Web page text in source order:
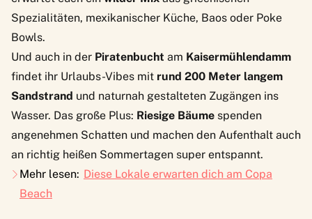
Spezialitäten, mexikanischer Küche, Baos oder Poke
Bowls.
Und auch in der Piratenbucht am Kaisermühlendamm
findet ihr Urlaubs-Vibes mit rund 200 Meter langem
Sandstrand und naturnah gestalteten Zugängen ins
Wasser. Das große Plus: Riesige Bäume spenden
angenehmen Schatten und machen den Aufenthalt auch
an richtig heißen Sommertagen super entspannt.
Mehr lesen: Diese Lokale erwarten dich am Copa
Beach